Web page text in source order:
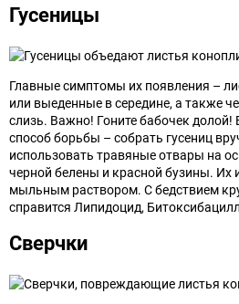
Гусеницы
Главные симптомы их появления –
или выеденные в середине, а также
слизь. Важно! Гоните бабочек
способ борьбы – собрать гусениц
использовать травяные отвары на
черной белены и красной бузины. Их
мыльным раствором. С бедствием
справится Липидоцид,
Сверчки